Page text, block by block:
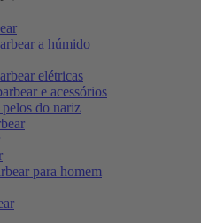
a húmido
elétricas
e acessórios
do nariz
para homem